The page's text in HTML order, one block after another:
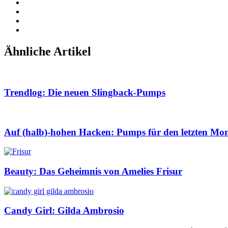
Ähnliche Artikel
Trendlog: Die neuen Slingback-Pumps
Auf (halb)-hohen Hacken: Pumps für den letzten
Beauty: Das Geheimnis von Amelies Frisur
Candy Girl: Gilda Ambrosio